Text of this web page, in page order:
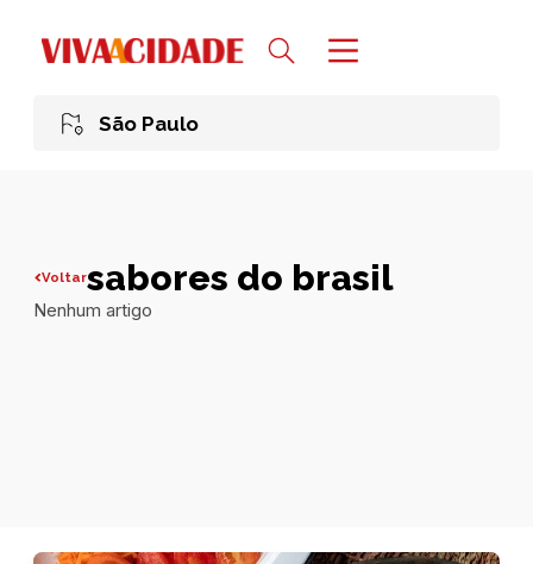
São Paulo
Voltarsabores do brasil
Nenhum artigo